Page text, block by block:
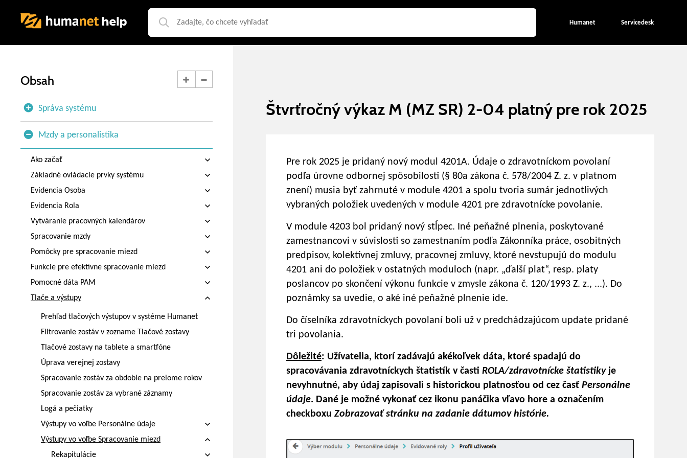
Humanet Servicedesk
Obsah
Správa systému
Mzdy a personalistika
Ako začať
Základné ovládacie prvky systému
Evidencia Osoba
Evidencia Rola
Vytváranie pracovných kalendárov
Spracovanie mzdy
Pomôcky pre spracovanie miezd
Funkcie pre efektívne spracovanie miezd
Pomocné dáta PAM
Tlače a výstupy
Prehľad tlačových výstupov v systéme Humanet
Filtrovanie zostáv v zozname Tlačové zostavy
Tlačové zostavy na tablete a smartfóne
Úprava verejnej zostavy
Spracovanie zostáv za obdobie na prelome rokov
Spracovanie zostáv za vybrané záznamy
Logá a pečiatky
Výstupy vo voľbe Personálne údaje
Výstupy vo voľbe Spracovanie miezd
Rekapitulácie
Štvrťročný výkaz M (MZ SR) 2-04 platný pre rok 2025
Pre rok 2025 je pridaný nový modul 4201A. Údaje o zdravotníckom povolaní
podľa úrovne odbornej spôsobilosti (§ 80a zákona č. 578/2004 Z. z. v platnom
znení) musia byť zahrnuté v module 4201 a spolu tvoria sumár jednotlivých
vybraných položiek uvedených v module 4201 pre zdravotnícke povolanie.
V module 4203 bol pridaný nový stĺpec. Iné peňažné plnenia, poskytované
zamestnancovi v súvislosti so zamestnaním podľa Zákonníka práce, osobitných
predpisov, kolektívnej zmluvy, pracovnej zmluvy, ktoré nevstupujú do modulu
4201 ani do položiek v ostatných moduloch (napr. „ďalší plat“, resp. platy
poslancov po skončení výkonu funkcie v zmysle zákona č. 120/1993 Z. z., ...). Do
poznámky sa uvedie, o aké iné peňažné plnenie ide.
Do číselníka zdravotníckych povolaní boli už v predchádzajúcom update pridané
tri povolania.
Dôležité: Užívatelia, ktorí zadávajú akékoľvek dáta, ktoré spadajú do
spracovávania zdravotníckych štatistík v časti ROLA/zdravotnícke štatistikyje
nevyhnutné, aby údaj zapisovali s historickou platnosťou od cez časť Personálne
údaje. Dané je možné vykonať cez ikonu panáčika vľavo hore a označením
checkboxu Zobrazovať stránku na zadanie dátumov histórie.